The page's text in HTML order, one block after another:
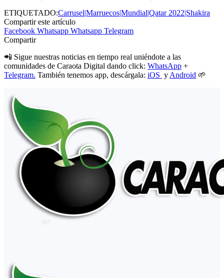
ETIQUETADO:Carrusel|Marruecos|Mundial|Qatar 2022|Shakira
Compartir este artículo
Facebook Whatsapp Whatsapp Telegram
Compartir
📲 Sigue nuestras noticias en tiempo real uniéndote a las
comunidades de Caraota Digital dando click: WhatsApp +
Telegram. También tenemos app, descárgala: iOS y Android 🌱